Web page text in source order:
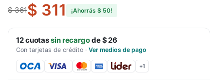
$ 361$ 311 ¡Ahorrás $ 50!
12cuotassin recargode$ 26
Con tarjetas de crédito · Ver medios de pago
+1